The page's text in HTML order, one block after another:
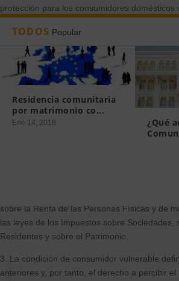
protección para los consumidores domésticos
– a 2,5 veces el Indicador Público de Renta de
(IPREM) de 14 pagas, en el caso de que el
suministro no forme parte de una unidad
menor en la unidad familiar;
– a 3 veces el índice IPREM de 14 pagas, en
menor en la unidad familiar;
sobre la Renta de las Personas Físicas y de
las leyes de los Impuestos sobre Sociedades,
Residentes y sobre el Patrimonio.
3. La condición de consumidor vulnerable
anteriores y, por tanto, el derecho a percibir el
TODOS Popular
Residencia comunitaria
por matrimonio co...
Ene 14, 2018
¿Qué